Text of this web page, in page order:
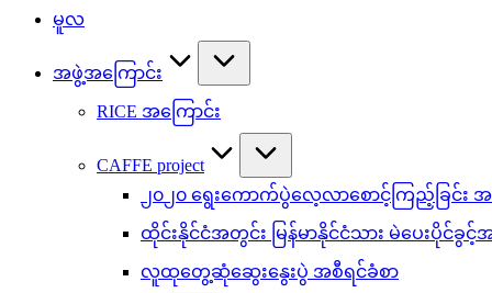
မူလ
အဖွဲ့အကြောင်း
RICE အကြောင်း
CAFFE project
၂၀၂၀ ရွေးကောက်ပွဲလေ့လာစောင့်ကြည့်ခြင်း
ထိုင်းနိုင်ငံအတွင်း မြန်မာနိုင်ငံသား မဲပေးပိုင်ခွင့်
လူထုတွေ့ဆုံဆွေးနွေးပွဲ အစီရင်ခံစာ